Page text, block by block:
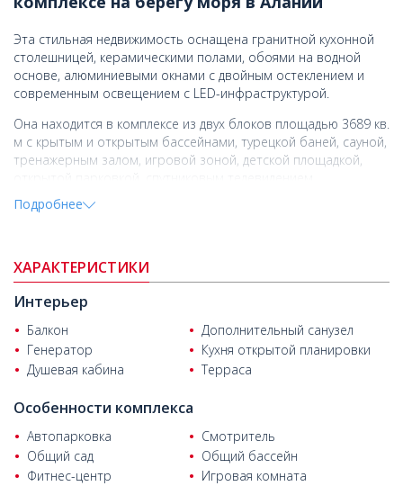
Эта стильная недвижимость оснащена гранитной кухонной
столешницей, керамическими полами, обоями на водной
основе, алюминиевыми окнами с двойным остеклением и
современным освещением с LED-инфраструктурой.
Она находится в комплексе из двух блоков площадью 3689 кв.
м с крытым и открытым бассейнами, турецкой баней, сауной,
тренажерным залом, игровой зоной, детской площадкой,
генератором и камерами видеонаблюдения.
туристов благодаря своему социальному образу жизни и
расположению на берегу моря.
Недвижимость на продажу в Алании
супермаркетов, кафе и ресторанов, в 13 км от центра
Алании, в 27 км от аэропорта Газипаша и в 135 км от
аэропорта Антальи.
Подробнее
ХАРАКТЕРИСТИКИ
Интерьер
Балкон
Дополнительный санузел
Генератор
Кухня открытой планировки
Душевая кабина
Терраса
Особенности комплекса
Автопарковка
Смотритель
Общий сад
Общий бассейн
Фитнес-центр
Игровая комната